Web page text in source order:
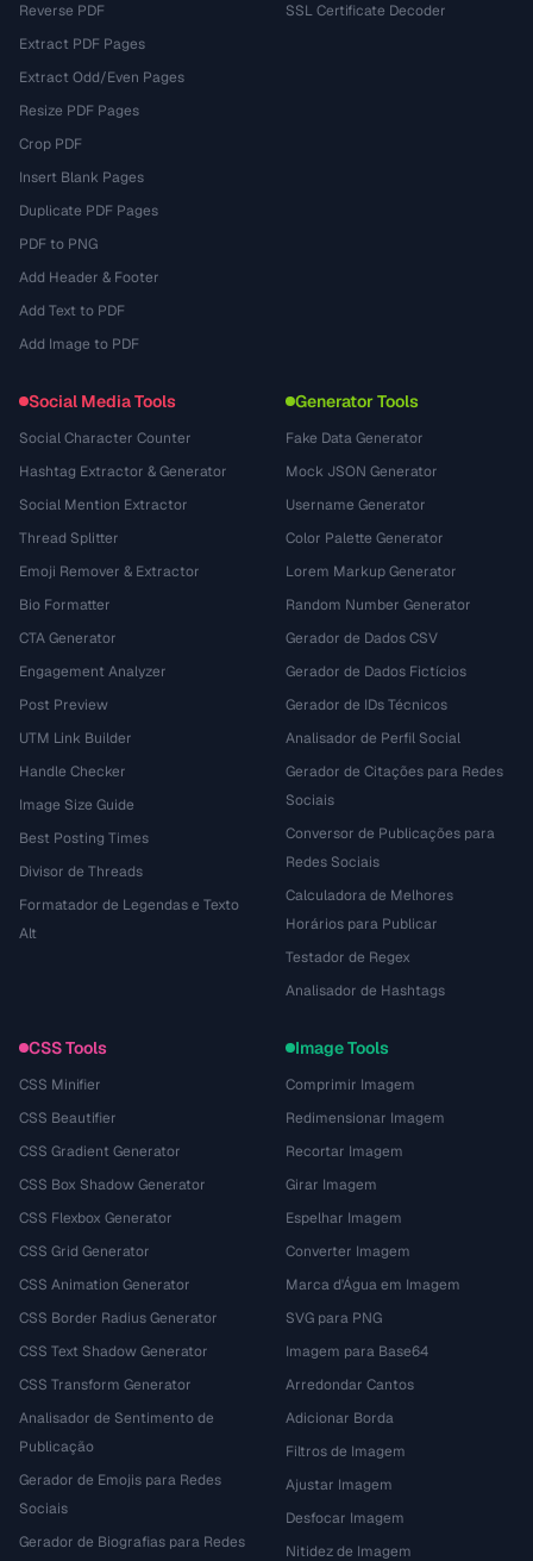
Reverse PDF
Extract PDF Pages
Extract Odd/Even Pages
Resize PDF Pages
Crop PDF
Insert Blank Pages
Duplicate PDF Pages
PDF to PNG
Add Header & Footer
Add Text to PDF
Add Image to PDF
SSL Certificate Decoder
Social Media Tools
Social Character Counter
Hashtag Extractor & Generator
Social Mention Extractor
Thread Splitter
Emoji Remover & Extractor
Bio Formatter
CTA Generator
Engagement Analyzer
Post Preview
UTM Link Builder
Handle Checker
Image Size Guide
Best Posting Times
Divisor de Threads
Formatador de Legendas e Texto
Alt
Generator Tools
Fake Data Generator
Mock JSON Generator
Username Generator
Color Palette Generator
Lorem Markup Generator
Random Number Generator
Gerador de Dados CSV
Gerador de Dados Fictícios
Gerador de IDs Técnicos
Analisador de Perfil Social
Gerador de Citações para Redes
Sociais
Conversor de Publicações para
Redes Sociais
Calculadora de Melhores
Horários para Publicar
Testador de Regex
Analisador de Hashtags
CSS Tools
CSS Minifier
CSS Beautifier
CSS Gradient Generator
CSS Box Shadow Generator
CSS Flexbox Generator
CSS Grid Generator
CSS Animation Generator
CSS Border Radius Generator
CSS Text Shadow Generator
CSS Transform Generator
Analisador de Sentimento de
Publicação
Gerador de Emojis para Redes
Sociais
Gerador de Biografias para Redes
Image Tools
Comprimir Imagem
Redimensionar Imagem
Recortar Imagem
Girar Imagem
Espelhar Imagem
Converter Imagem
Marca d'Água em Imagem
SVG para PNG
Imagem para Base64
Arredondar Cantos
Adicionar Borda
Filtros de Imagem
Ajustar Imagem
Desfocar Imagem
Nitidez de Imagem